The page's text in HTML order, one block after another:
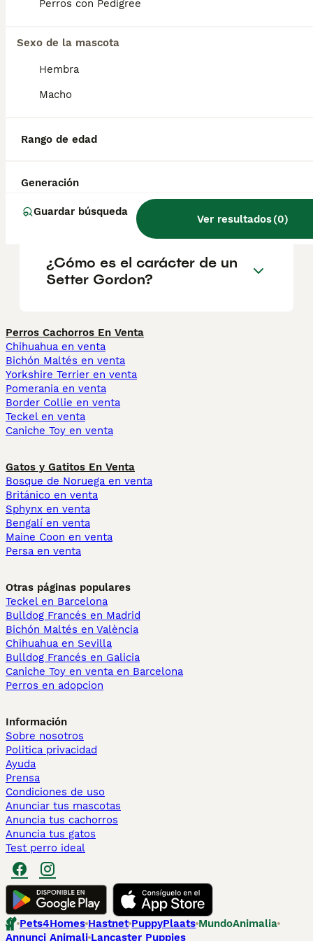
Perros con Pedigree
Sexo de la mascota
Hembra
Macho
Rango de edad
Generación
Guardar búsqueda
Ver resultados(0)
Informarse bien y comparar opciones antes
decisión.
de familia?
¿Qué clase de perro es el
Setter Gordon?
¿Cómo es el carácter de un
Setter Gordon?
Perros Cachorros En Venta
Chihuahua en venta
Bichón Maltés en venta
Yorkshire Terrier en venta
Pomerania en venta
Border Collie en venta
Teckel en venta
Caniche Toy en venta
Gatos y Gatitos En Venta
Bosque de Noruega en venta
Británico en venta
Sphynx en venta
Bengalí en venta
Maine Coon en venta
Persa en venta
Otras páginas populares
Teckel en Barcelona
Bulldog Francés en Madrid
Bichón Maltés en València
Chihuahua en Sevilla
Bulldog Francés en Galicia
Caniche Toy en venta en Barcelona
Perros en adopcion
Información
Sobre nosotros
Politica privacidad
Ayuda
Prensa
Condiciones de uso
Anunciar tus mascotas
Anuncia tus cachorros
Anuncia tus gatos
Test perro ideal
Pets4Homes Hastnet PuppyPlaats MundoAnimalia
Annunci Animali Lancaster Puppies